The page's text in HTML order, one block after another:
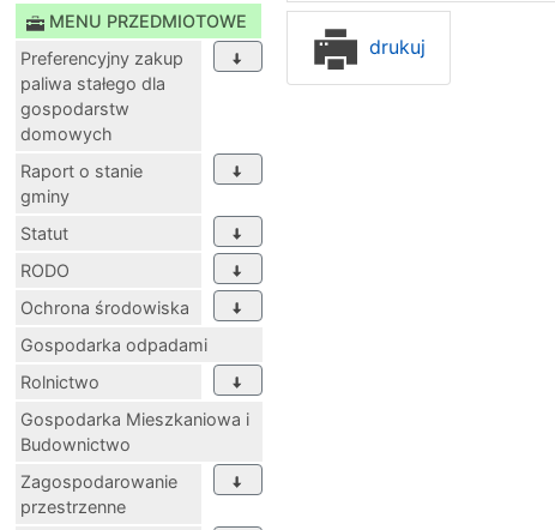
MENU PRZEDMIOTOWE
Preferencyjny zakup
paliwa stałego dla
gospodarstw
domowych
Raport o stanie
gminy
Statut
RODO
Ochrona środowiska
Gospodarka odpadami
Rolnictwo
Gospodarka Mieszkaniowa i
Budownictwo
Zagospodarowanie
przestrzenne
drukuj